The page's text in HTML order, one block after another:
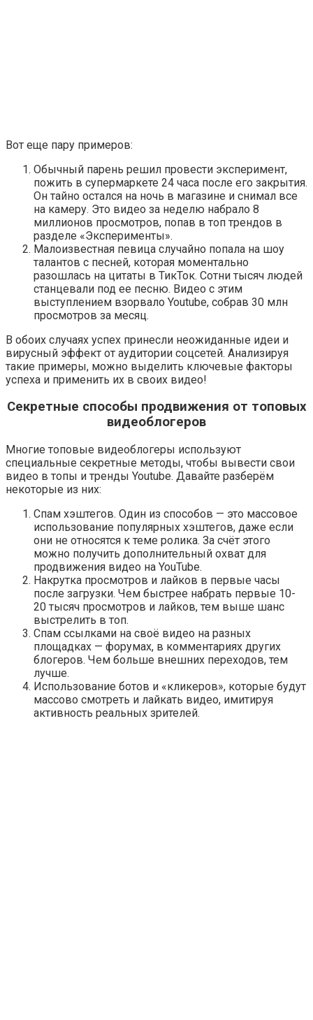
Вот еще пару примеров:
Обычный парень решил провести эксперимент,
пожить в супермаркете 24 часа после его закрытия.
Он тайно остался на ночь в магазине и снимал все
на камеру. Это видео за неделю набрало 8
миллионов просмотров, попав в топ трендов в
разделе «Эксперименты».
Малоизвестная певица случайно попала на шоу
талантов с песней, которая моментально
разошлась на цитаты в ТикТок. Сотни тысяч людей
станцевали под ее песню. Видео с этим
выступлением взорвало Youtube, собрав 30 млн
просмотров за месяц.
В обоих случаях успех принесли неожиданные идеи и
вирусный эффект от аудитории соцсетей. Анализируя
такие примеры, можно выделить ключевые факторы
успеха и применить их в своих видео!
Секретные способы продвижения от топовых
видеоблогеров
Многие топовые видеоблогеры используют
специальные секретные методы, чтобы вывести свои
видео в топы и тренды Youtube. Давайте разберём
некоторые из них:
Спам хэштегов. Один из способов — это массовое
использование популярных хэштегов, даже если
они не относятся к теме ролика. За счёт этого
можно получить дополнительный охват для
продвижения видео на YouTube.
Накрутка просмотров и лайков в первые часы
после загрузки. Чем быстрее набрать первые 10-
20 тысяч просмотров и лайков, тем выше шанс
выстрелить в топ.
Спам ссылками на своё видео на разных
площадках — форумах, в комментариях других
блогеров. Чем больше внешних переходов, тем
лучше.
Использование ботов и «кликеров», которые будут
массово смотреть и лайкать видео, имитируя
активность реальных зрителей.